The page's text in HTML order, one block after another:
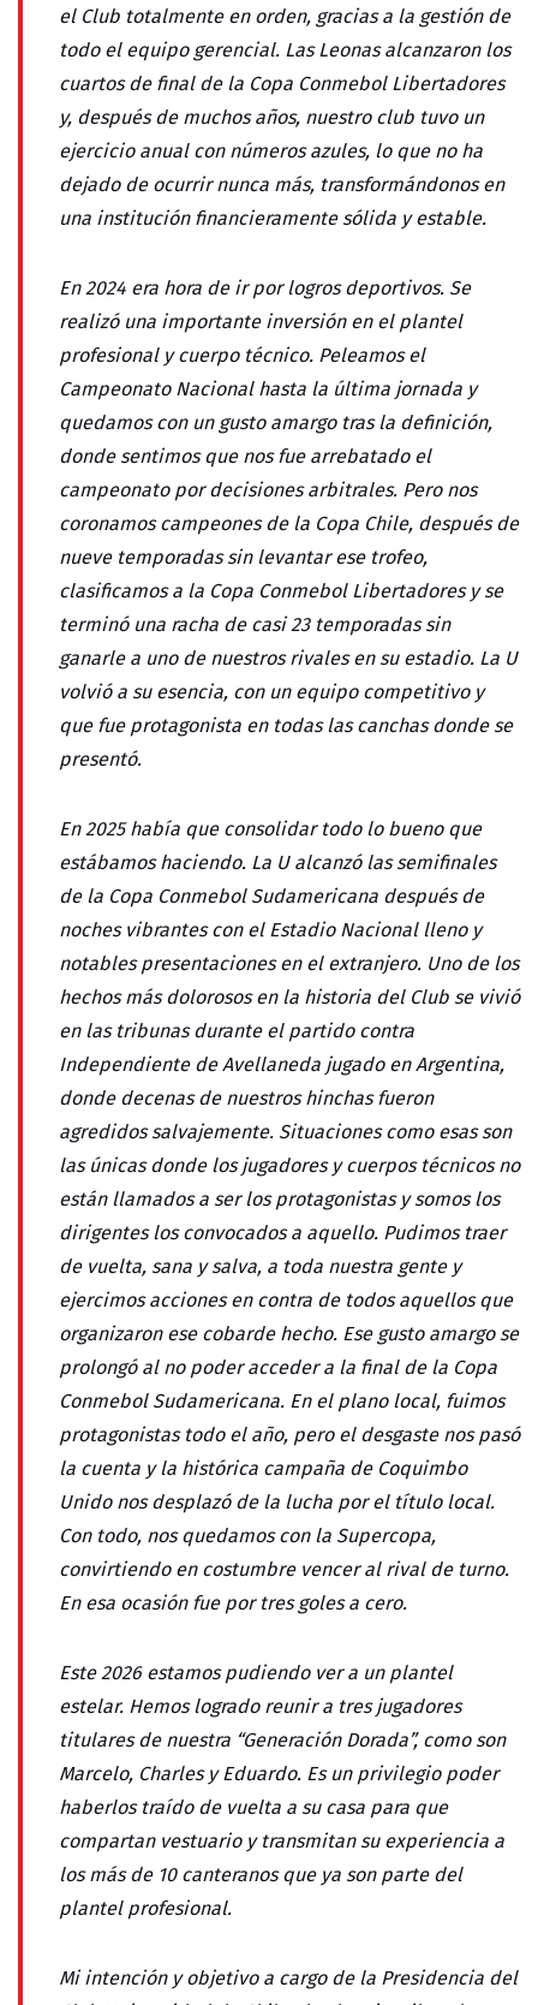
el Club totalmente en orden, gracias a la gestión de
todo el equipo gerencial. Las Leonas alcanzaron los
cuartos de final de la Copa Conmebol Libertadores
y, después de muchos años, nuestro club tuvo un
ejercicio anual con números azules, lo que no ha
dejado de ocurrir nunca más, transformándonos en
una institución financieramente sólida y estable.
En 2024 era hora de ir por logros deportivos. Se
realizó una importante inversión en el plantel
profesional y cuerpo técnico. Peleamos el
Campeonato Nacional hasta la última jornada y
quedamos con un gusto amargo tras la definición,
donde sentimos que nos fue arrebatado el
campeonato por decisiones arbitrales. Pero nos
coronamos campeones de la Copa Chile, después de
nueve temporadas sin levantar ese trofeo,
clasificamos a la Copa Conmebol Libertadores y se
terminó una racha de casi 23 temporadas sin
ganarle a uno de nuestros rivales en su estadio. La U
volvió a su esencia, con un equipo competitivo y
que fue protagonista en todas las canchas donde se
presentó.
En 2025 había que consolidar todo lo bueno que
estábamos haciendo. La U alcanzó las semifinales
de la Copa Conmebol Sudamericana después de
noches vibrantes con el Estadio Nacional lleno y
notables presentaciones en el extranjero. Uno de los
hechos más dolorosos en la historia del Club se vivió
en las tribunas durante el partido contra
Independiente de Avellaneda jugado en Argentina,
donde decenas de nuestros hinchas fueron
agredidos salvajemente. Situaciones como esas son
las únicas donde los jugadores y cuerpos técnicos no
están llamados a ser los protagonistas y somos los
dirigentes los convocados a aquello. Pudimos traer
de vuelta, sana y salva, a toda nuestra gente y
ejercimos acciones en contra de todos aquellos que
organizaron ese cobarde hecho. Ese gusto amargo se
prolongó al no poder acceder a la final de la Copa
Conmebol Sudamericana. En el plano local, fuimos
protagonistas todo el año, pero el desgaste nos pasó
la cuenta y la histórica campaña de Coquimbo
Unido nos desplazó de la lucha por el título local.
Con todo, nos quedamos con la Supercopa,
convirtiendo en costumbre vencer al rival de turno.
En esa ocasión fue por tres goles a cero.
Este 2026 estamos pudiendo ver a un plantel
estelar. Hemos logrado reunir a tres jugadores
titulares de nuestra “Generación Dorada”, como son
Marcelo, Charles y Eduardo. Es un privilegio poder
haberlos traído de vuelta a su casa para que
compartan vestuario y transmitan su experiencia a
los más de 10 canteranos que ya son parte del
plantel profesional.
Mi intención y objetivo a cargo de la Presidencia del